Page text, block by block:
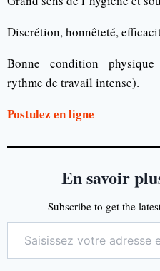
Discrétion, honnêteté,
Bonne condition
rythme de travail intense).
Postulez en ligne
En savoir
Subscribe to get the